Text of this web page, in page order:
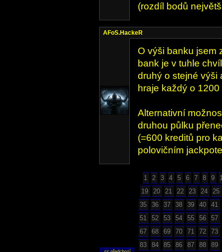
(rozdíl bodů
AFoS.HackeR
O výši banku jsem
bank je v tuhle
druhý o stejné výši
hraje každý o
Alternativní
druhou půlku
(=600 kreditů pro
polovičním
1 2 3 4 5 6 7 8 9
19
20 21 22 23 24
25
35
36 37 38 39 40
41
51
52 53 54 55 56
57
67
68 69 70 71 72
73
83
84 85 86 87 88
89